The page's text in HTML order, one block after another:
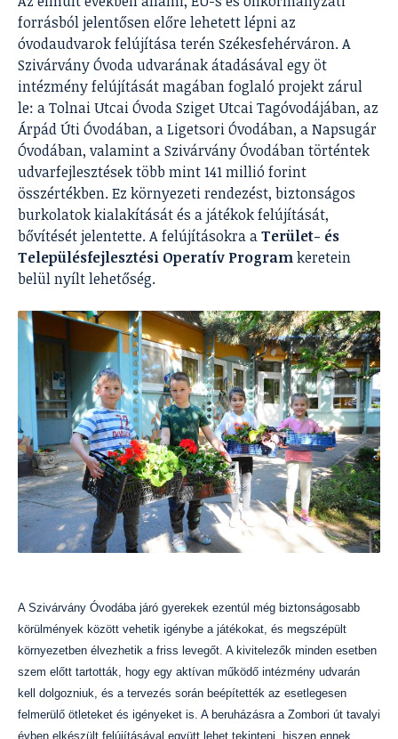
forrásból jelentősen előre lehetett lépni az
óvodaudvarok felújítása terén Székesfehérváron. A
Szivárvány Óvoda udvarának átadásával egy öt
intézmény felújítását magában foglaló projekt zárul
le: a Tolnai Utcai Óvoda Sziget Utcai Tagóvodájában, az
Árpád Úti Óvodában, a Ligetsori Óvodában, a Napsugár
Óvodában, valamint a Szivárvány Óvodában történtek
udvarfejlesztések több mint 141 millió forint
összértékben. Ez környezeti rendezést, biztonságos
burkolatok kialakítását és a játékok felújítását,
bővítését jelentette. A felújításokra aTerület- és
Településfejlesztési Operatív Programkeretein
belül nyílt lehetőség.
A Szivárvány Óvodába járó gyerekek ezentúl még biztonságosabb
körülmények között vehetik igénybe a játékokat, és megszépült
környezetben élvezhetik a friss levegőt. A kivitelezők minden esetben
szem előtt tartották, hogy egy aktívan működő intézmény udvarán
kell dolgozniuk, és a tervezés során beépítették az esetlegesen
felmerülő ötleteket és igényeket is. A beruházásra a Zombori út tavalyi
évben elkészült felújításával együtt lehet tekinteni, hiszen ennek